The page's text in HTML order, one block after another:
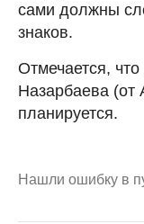
сами должны
знаков.
Отмечается,
Назарбаева
планируется.
Нашли ошибку в